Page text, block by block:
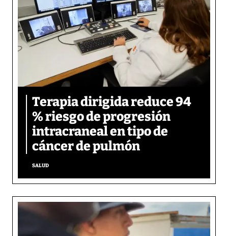
Terapia dirigida reduce 94
% riesgo de progresión
intracraneal en tipo de
cáncer de pulmón
SALUD